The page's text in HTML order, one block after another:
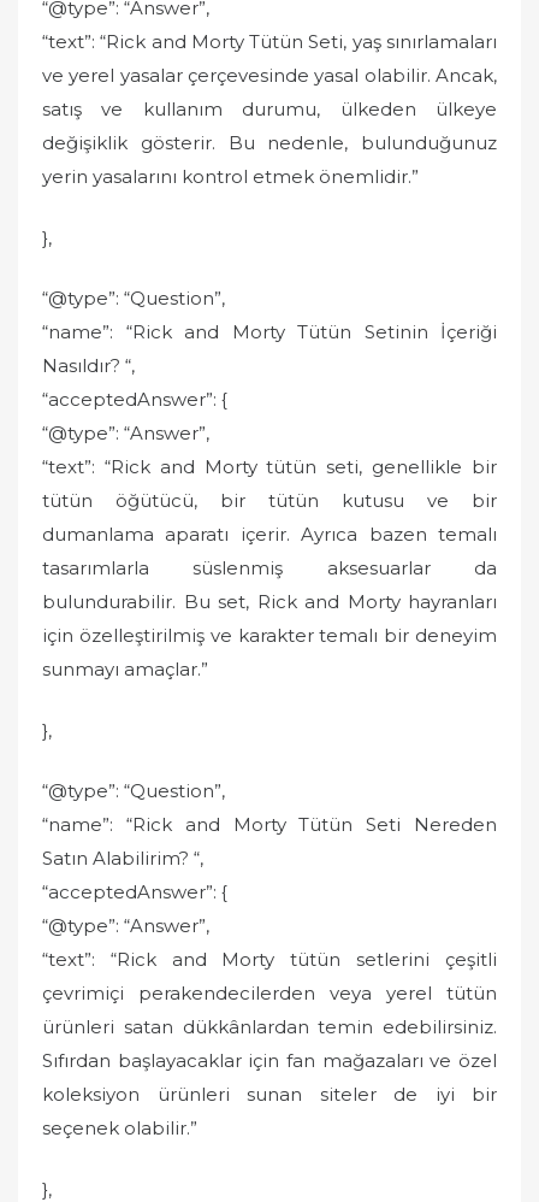
“@type”: “Answer”,
“text”: “Rick and Morty Tütün Seti, yaş sınırlamaları
ve yerel yasalar çerçevesinde yasal olabilir. Ancak,
satış ve kullanım durumu, ülkeden ülkeye
değişiklik gösterir. Bu nedenle, bulunduğunuz
yerin yasalarını kontrol etmek önemlidir.”
},
“@type”: “Question”,
“name”: “Rick and Morty Tütün Setinin İçeriği
Nasıldır? “,
“acceptedAnswer”: {
“@type”: “Answer”,
“text”: “Rick and Morty tütün seti, genellikle bir
tütün öğütücü, bir tütün kutusu ve bir
dumanlama aparatı içerir. Ayrıca bazen temalı
tasarımlarla süslenmiş aksesuarlar da
bulundurabilir. Bu set, Rick and Morty hayranları
için özelleştirilmiş ve karakter temalı bir deneyim
sunmayı amaçlar.”
},
“@type”: “Question”,
“name”: “Rick and Morty Tütün Seti Nereden
Satın Alabilirim? “,
“acceptedAnswer”: {
“@type”: “Answer”,
“text”: “Rick and Morty tütün setlerini çeşitli
çevrimiçi perakendecilerden veya yerel tütün
ürünleri satan dükkânlardan temin edebilirsiniz.
Sıfırdan başlayacaklar için fan mağazaları ve özel
koleksiyon ürünleri sunan siteler de iyi bir
seçenek olabilir.”
},